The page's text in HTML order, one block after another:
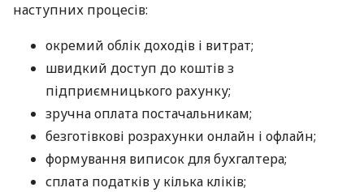
наступних процесів:
окремий облік доходів і витрат;
швидкий доступ до коштів з
підприємницького рахунку;
зручна оплата постачальникам;
безготівкові розрахунки онлайн і офлайн;
формування виписок для бухгалтера;
сплата податків у кілька кліків;